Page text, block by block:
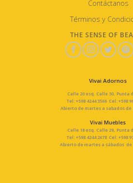
Contáctanos
Términos y
THE SENSE OF
Vivai Adornos
Calle 20 esq. Calle 30, Punta
Tel: +598 4244 3566 Cel: +598
Abierto de martes a sabados de
Vivai Muebles
Calle 18 esq. Calle 29, Punta
Tel: +598 4244 2678 Cel: +598
Abierto de martes a sábados de